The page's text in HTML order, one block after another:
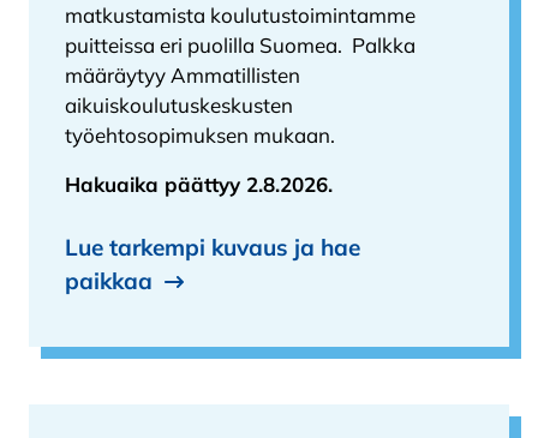
matkustamista koulutustoimintamme
puitteissa eri puolilla Suomea. Palkka
määräytyy Ammatillisten
aikuiskoulutuskeskusten
työehtosopimuksen mukaan.
Hakuaika päättyy 2.8.2026.
Lue tarkempi kuvaus ja hae
paikkaa